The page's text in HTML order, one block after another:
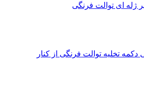
ژله ای توالت فرنگی
دکمه تخلیه توالت فرنگی از کنار